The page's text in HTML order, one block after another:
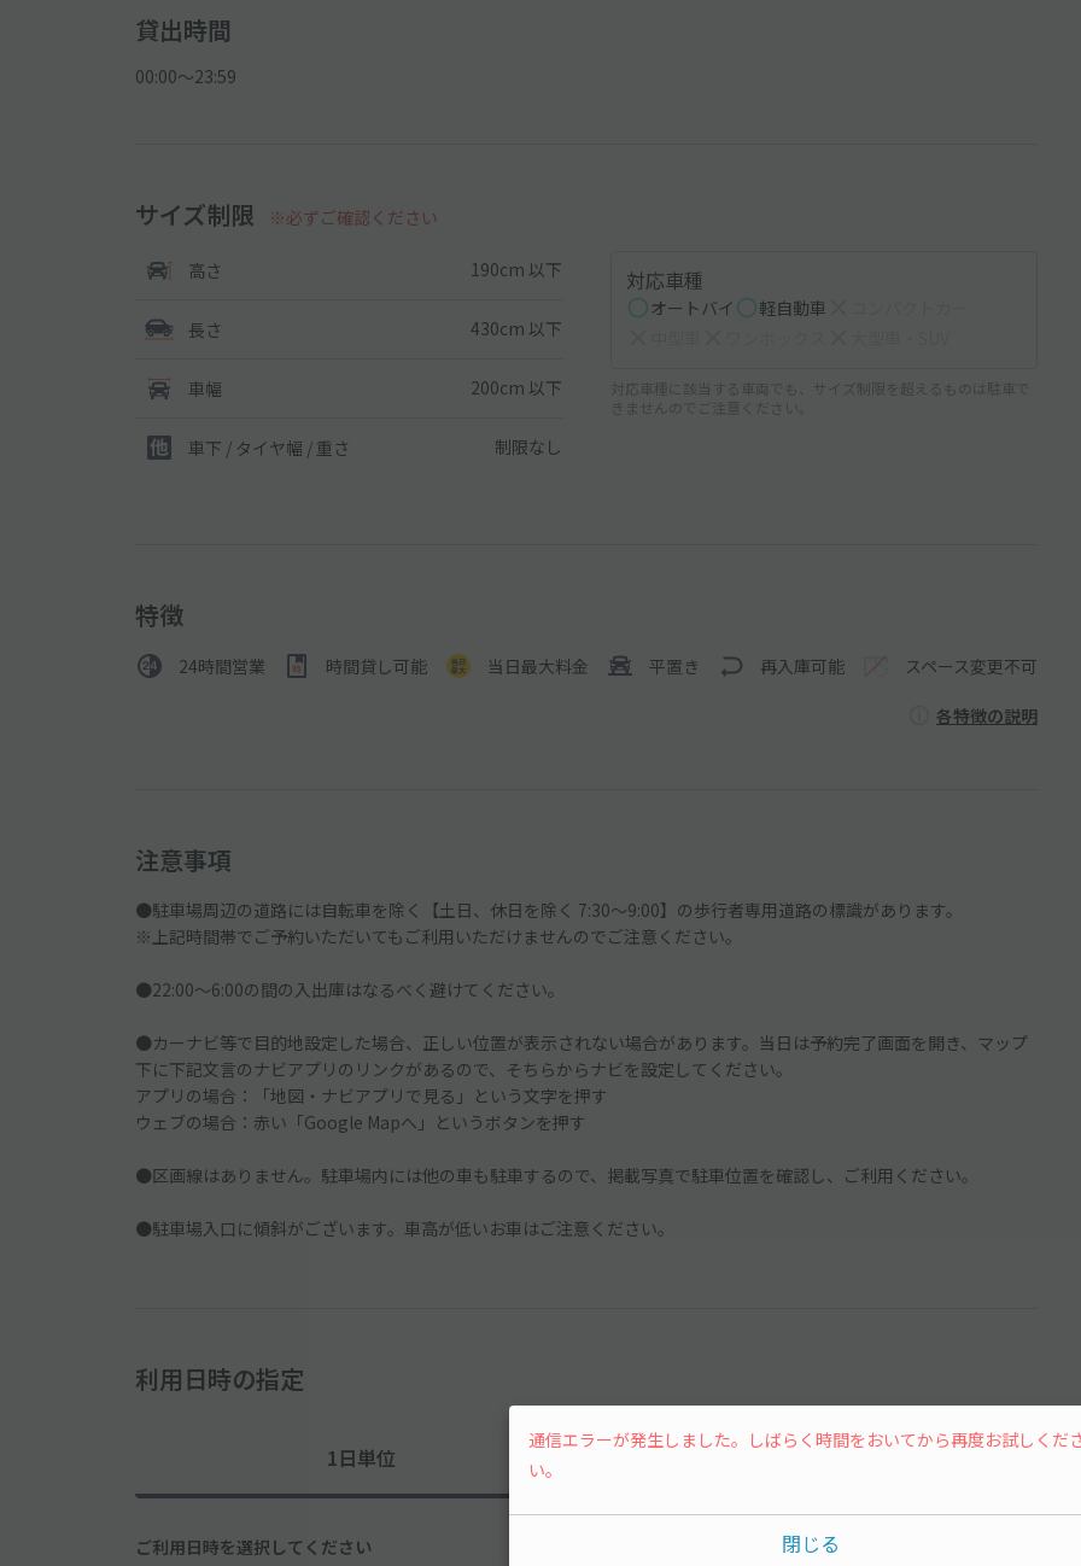
貸出時間
00:00〜23:59
サイズ制限 ※必ずご確認ください
高さ 190cm 以下
長さ 430cm 以下
車幅 200cm 以下
車下 / タイヤ幅 / 重さ 制限なし
対応車種
オートバイ 軽自動車
対応車種に該当する車両でも、サイズ制限を超えるものは駐車で
きませんのでご注意ください。
特徴
24時間営業 時間貸し可能 当日最大料金 平置き 再入庫可能 スペース変更不可
各特徴の説明
注意事項
●駐車場周辺の道路には自転車を除く【土日、休日を除く 7:30～9:00】の歩行者専用道路の標識があります。
※上記時間帯でご予約いただいてもご利用いただけませんのでご注意ください。
●22:00～6:00の間の入出庫はなるべく避けてください。
●カーナビ等で目的地設定した場合、正しい位置が表示されない場合があります。当日は予約完了画面を開き、マップ
下に下記文言のナビアプリのリンクがあるので、そちらからナビを設定してください。
アプリの場合：「地図・ナビアプリで見る」という文字を押す
ウェブの場合：赤い「Google Mapへ」というボタンを押す
●区画線はありません。駐車場内には他の車も駐車するので、掲載写真で駐車位置を確認し、ご利用ください。
●駐車場入口に傾斜がございます。車高が低いお車はご注意ください。
利用日時の指定
1日単位 15分単位
ご利用日時を選択してください
通信エラーが発生しました。しばらく時間をおいてから再度お試しくだ
い。
閉じる